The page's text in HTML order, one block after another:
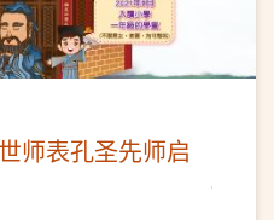
师表孔圣先师启